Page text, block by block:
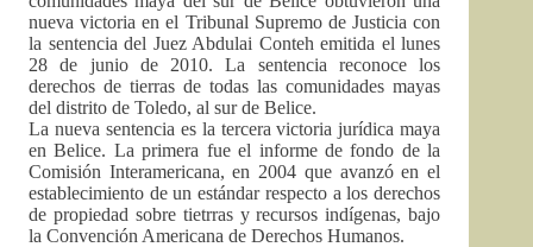
nueva victoria en el Tribunal Supremo de Justicia con
la sentencia del Juez Abdulai Conteh emitida el lunes
28 de junio de 2010. La sentencia reconoce los
derechos de tierras de todas las comunidades mayas
del distrito de Toledo, al sur de Belice.
La nueva sentencia es la tercera victoria jurídica maya
en Belice. La primera fue el informe de fondo de la
Comisión Interamericana, en 2004 que avanzó en el
establecimiento de un estándar respecto a los derechos
de propiedad sobre tietrras y recursos indígenas, bajo
la Convención Americana de Derechos Humanos.